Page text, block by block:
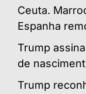
Ceuta.
Espanha
Trump
de
Trump